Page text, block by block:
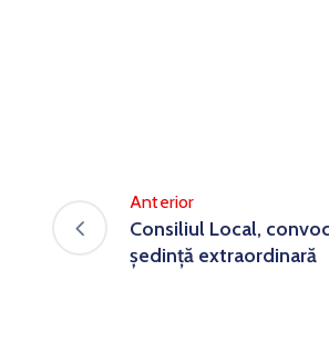
Anterior
Consiliul Local,
ședință extraordinară